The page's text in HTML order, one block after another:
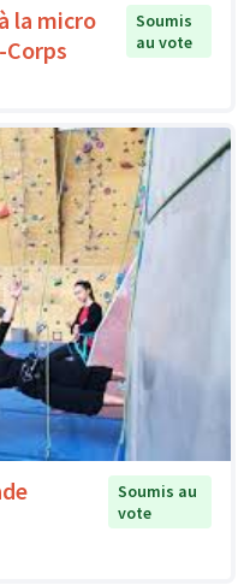
la micro
Soumis
au vote
Soumis au
vote